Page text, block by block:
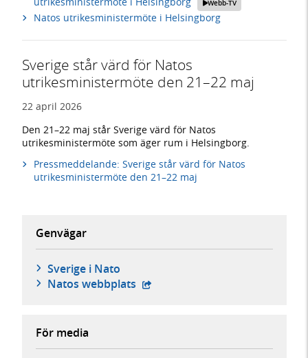
Webb-TV
Natos utrikesministermöte i Helsingborg
Sverige står värd för Natos
utrikesministermöte den 21–22 maj
22 april 2026
Den 21–22 maj står Sverige värd för Natos
utrikesministermöte som äger rum i Helsingborg.
Pressmeddelande: Sverige står värd för Natos
utrikesministermöte den 21–22 maj
Genvägar
Sverige i Nato
Natos webbplats - extern webbplats,
För media